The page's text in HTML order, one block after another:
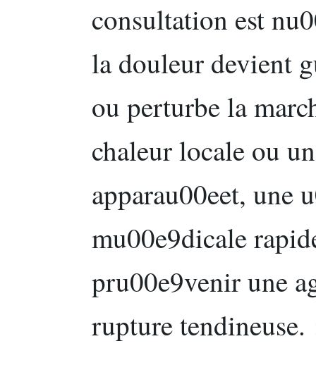
consultation est
la douleur devient
ou perturbe la
chaleur locale ou
apparau00eet, une
mu00e9dicale
pru00e9venir une
rupture